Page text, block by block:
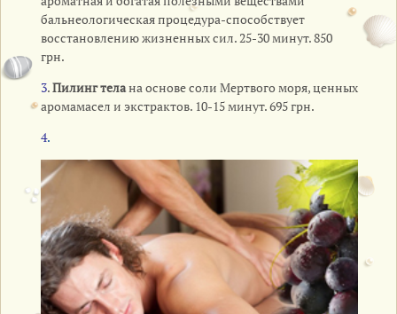
бальнеологическая процедура-способствует
восстановлению жизненных сил. 25-30 минут. 850
грн.
3.Пилинг телана основе соли Мертвого моря, ценных
аромамасел и экстрактов. 10-15 минут. 695 грн.
4.